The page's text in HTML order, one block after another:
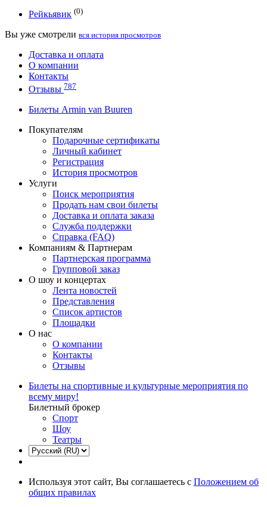
Рейкьявик (0)
Вы уже смотрели вся история просмотров
Доставка и оплата
О компании
Контакты
Отзывы 787
Билеты Armin van Buuren
Покупателям
Подарочные сертификаты
Личный кабинет
Регистрация
История просмотров
Услуги
Поиск мероприятия
Продать нам свои билеты
Доставка и оплата заказа
Служба поддержки
Справка (FAQ)
Компаниям & Партнерам
Партнерская программа
Групповой заказ
О шоу и концертах
Лента новостей
Представления
Список артистов
Площадки
О нас
О компании
Контакты
Отзывы
Билеты на спортивные и культурные мероприятия по
всему миру!
Билетный брокер
Спорт
Шоу
Театры
Используя этот сайт, Вы соглашаетесь с Положением об
общих правилах